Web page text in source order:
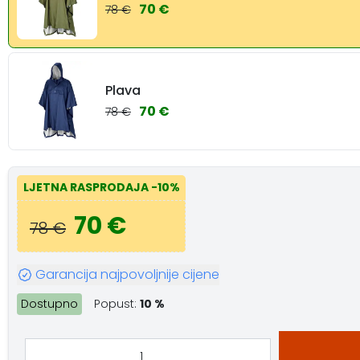
78 € 70 €
Plava
78 € 70 €
LJETNA RASPRODAJA -10%
78 € 70 €
Garancija najpovoljnije cijene
Dostupno Popust: 10 %